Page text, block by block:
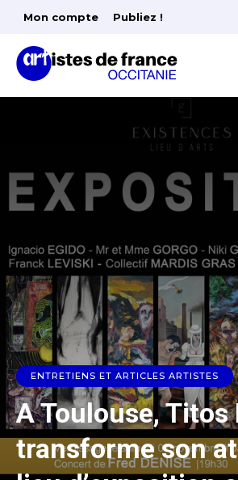
Mon compte Publiez !
ENTRETIENS ET ARTICLES ARTISTES
A Toulouse, Titos
transforme son